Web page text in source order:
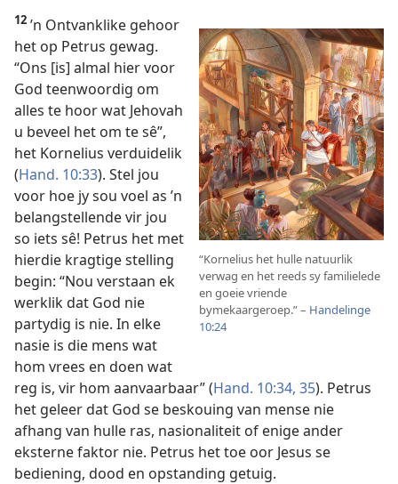
“Kornelius het hulle natuurlik
verwag en het reeds sy familielede
en goeie vriende
bymekaargeroep.” – Handelinge
10:24
12 ’n Ontvanklike gehoor
het op Petrus gewag.
“Ons [is] almal hier voor
God teenwoordig om
alles te hoor wat Jehovah
u beveel het om te sê”,
het Kornelius verduidelik
(Hand. 10:33). Stel jou
voor hoe jy sou voel as ’n
belangstellende vir jou
so iets sê! Petrus het met
hierdie kragtige stelling
begin: “Nou verstaan ek
werklik dat God nie
partydig is nie. In elke
nasie is die mens wat
hom vrees en doen wat
reg is, vir hom aanvaarbaar” (Hand. 10:34, 35). Petrus
het geleer dat God se beskouing van mense nie
afhang van hulle ras, nasionaliteit of enige ander
eksterne faktor nie. Petrus het toe oor Jesus se
bediening, dood en opstanding getuig.